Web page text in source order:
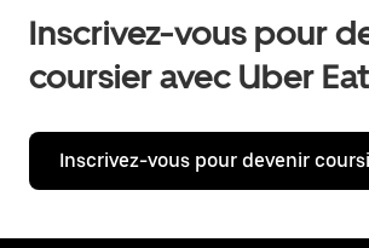
Inscrivez-vous pour
coursier avec Uber
Inscrivez-vous pour devenir